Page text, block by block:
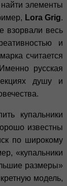
элементы
Lora Grig.
взорвали весь
и
считается
русская
душу и
купальники
известны
по широкому
«купальники
размеры»
модель,